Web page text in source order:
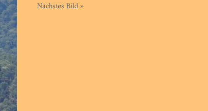
Nächstes Bild »